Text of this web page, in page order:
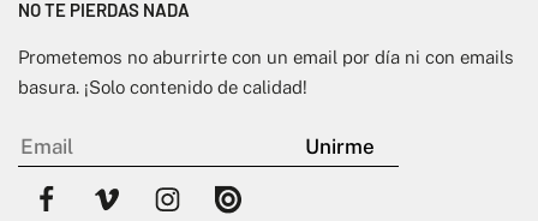
NO TE PIERDAS NADA
Prometemos no aburrirte con un email por día ni con emails
basura. ¡Solo contenido de calidad!